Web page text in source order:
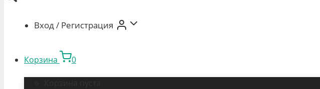
Вход / Регистрация
Корзина 0